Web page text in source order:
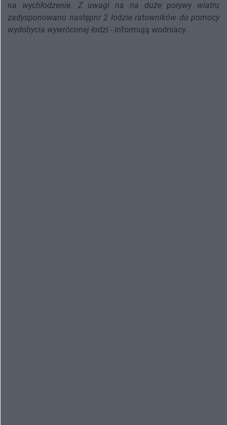
na wychłodzenie. Z uwagi na na duże porywy wiatru
zadysponowano następnr 2 łodzie ratowników do pomocy
wydobycia wywróconej łodzi - informują wodniacy.